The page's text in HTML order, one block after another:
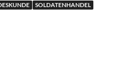
SOLDATENHANDEL